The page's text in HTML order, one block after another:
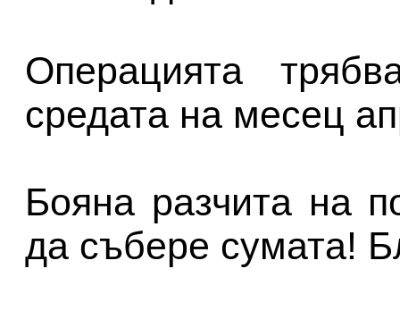
Операцията
средата на месец
Бояна разчита на
да събере сумата!